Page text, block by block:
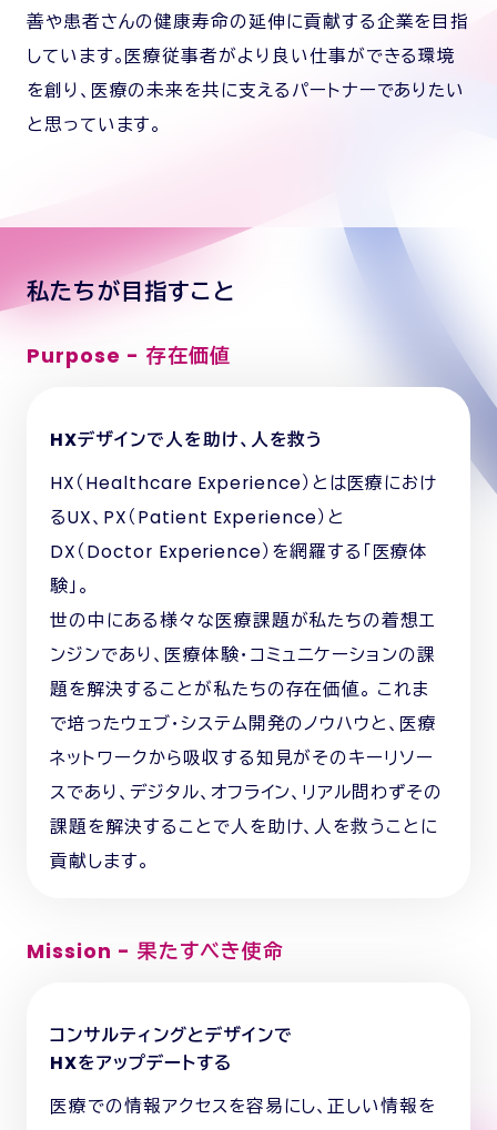
善や患者さんの健康寿命の延伸に貢献する企業を目指
しています。医療従事者がより良い仕事ができる環境
を創り、医療の未来を共に支えるパートナーでありたい
と思っています。
私たちが目指すこと
Purpose - 存在価値
HXデザインで人を助け、人を救う
HX（Healthcare Experience）とは医療におけ
るUX、PX（Patient Experience）と
DX（Doctor Experience）を網羅する「医療体
験」。
世の中にある様々な医療課題が私たちの着想エ
ンジンであり、医療体験・コミュニケーションの課
題を解決することが私たちの存在価値。 これま
で培ったウェブ・システム開発のノウハウと、医療
ネットワークから吸収する知見がそのキーリソー
スであり、デジタル、オフライン、リアル問わずその
課題を解決することで人を助け、人を救うことに
貢献します。
Mission - 果たすべき使命
コンサルティングとデザインで
HXをアップデートする
医療での情報アクセスを容易にし、正しい情報を